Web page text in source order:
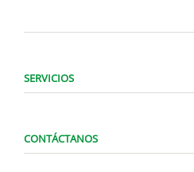
SERVICIOS
CONTÁCTANOS